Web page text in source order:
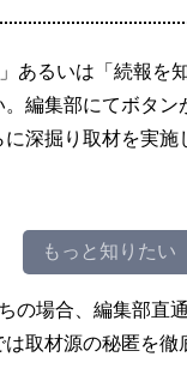
あるいは「続報を
編集部にてボタン
深掘り取材を実
もっと知りたい
の場合、編集部直
取材源の秘匿を徹